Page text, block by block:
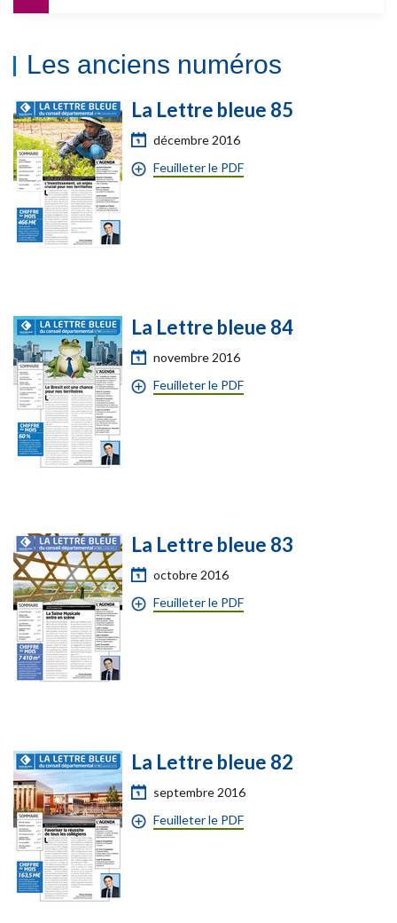
Les anciens numéros
La Lettre bleue 85
décembre 2016
Feuilleter le PDF
La Lettre bleue 84
novembre 2016
Feuilleter le PDF
La Lettre bleue 83
octobre 2016
Feuilleter le PDF
La Lettre bleue 82
septembre 2016
Feuilleter le PDF